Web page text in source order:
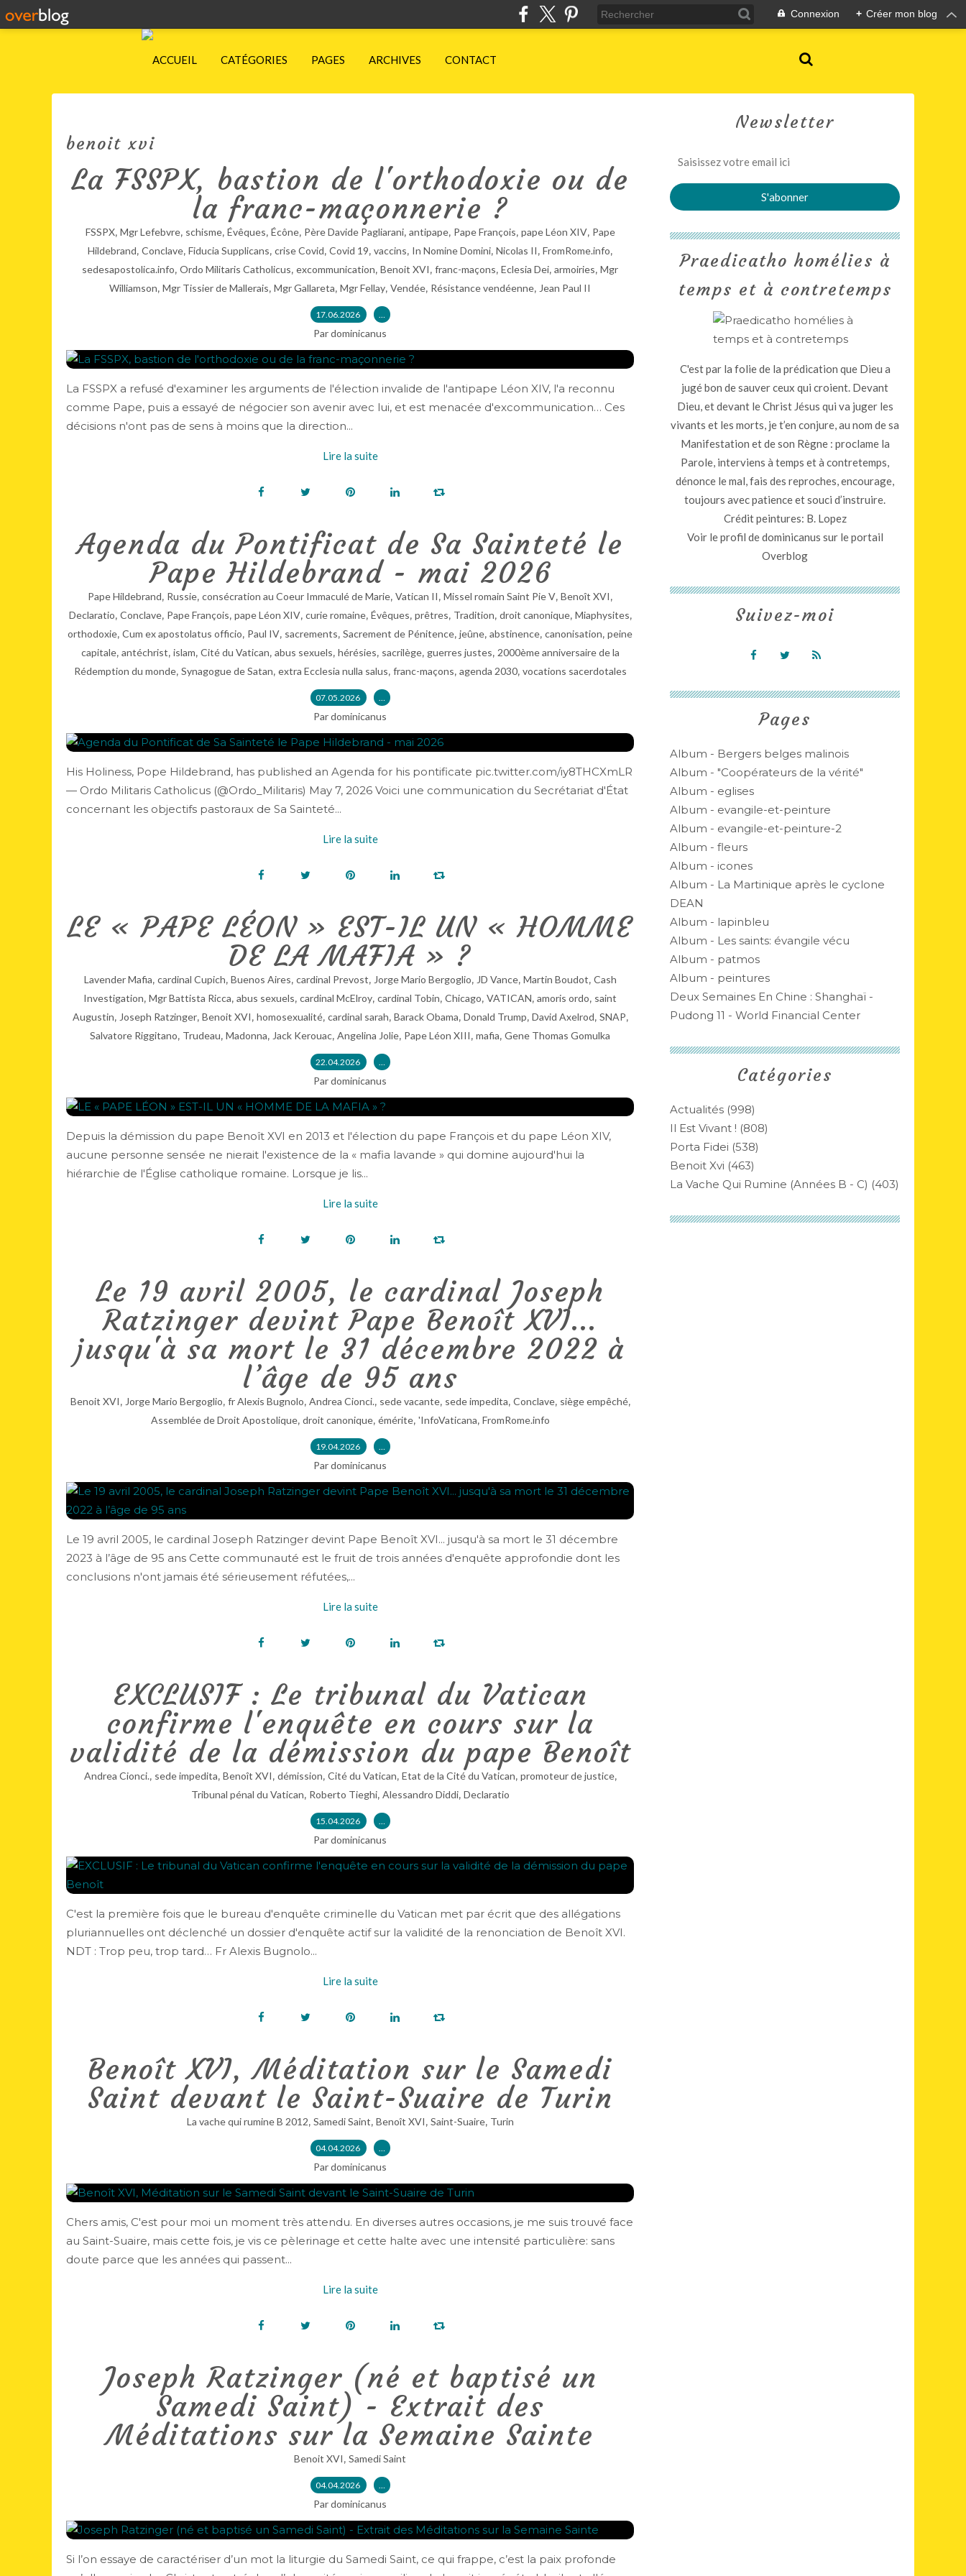
Connexion + Créer mon blog
ACCUEIL CATÉGORIES PAGES ARCHIVES CONTACT
benoit xvi
La FSSPX, bastion de l'orthodoxie ou de
la franc-maçonnerie ?
FSSPX, Mgr Lefebvre, schisme, Évêques, Écône, Père Davide Pagliarani, antipape, Pape François, pape Léon XIV, Pape
Hildebrand, Conclave, Fiducia Supplicans, crise Covid, Covid 19, vaccins, In Nomine Domini, Nicolas II, FromRome.info,
sedesapostolica.info, Ordo Militaris Catholicus, excommunication, Benoit XVI, franc-maçons, Eclesia Dei, armoiries, Mgr
Williamson, Mgr Tissier de Mallerais, Mgr Gallareta, Mgr Fellay, Vendée, Résistance vendéenne, Jean Paul II
17.06.2026 …
Par dominicanus
La FSSPX a refusé d'examiner les arguments de l'élection invalide de l'antipape Léon XIV, l'a reconnu
comme Pape, puis a essayé de négocier son avenir avec lui, et est menacée d'excommunication… Ces
décisions n'ont pas de sens à moins que la direction...
Lire la suite
Agenda du Pontificat de Sa Sainteté le
Pape Hildebrand - mai 2026
Pape Hildebrand, Russie, consécration au Coeur Immaculé de Marie, Vatican II, Missel romain Saint Pie V, Benoît XVI,
Declaratio, Conclave, Pape François, pape Léon XIV, curie romaine, Évêques, prêtres, Tradition, droit canonique, Miaphysites,
orthodoxie, Cum ex apostolatus officio, Paul IV, sacrements, Sacrement de Pénitence, jeûne, abstinence, canonisation, peine
capitale, antéchrist, islam, Cité du Vatican, abus sexuels, hérésies, sacrilège, guerres justes, 2000ème anniversaire de la
Rédemption du monde, Synagogue de Satan, extra Ecclesia nulla salus, franc-maçons, agenda 2030, vocations sacerdotales
07.05.2026 …
Par dominicanus
His Holiness, Pope Hildebrand, has published an Agenda for his pontificate pic.twitter.com/iy8THCXmLR
— Ordo Militaris Catholicus (@Ordo_Militaris) May 7, 2026 Voici une communication du Secrétariat d'État
concernant les objectifs pastoraux de Sa Sainteté...
Lire la suite
LE « PAPE LÉON » EST-IL UN « HOMME
DE LA MAFIA » ?
Lavender Mafia, cardinal Cupich, Buenos Aires, cardinal Prevost, Jorge Mario Bergoglio, JD Vance, Martin Boudot, Cash
Investigation, Mgr Battista Ricca, abus sexuels, cardinal McElroy, cardinal Tobin, Chicago, VATICAN, amoris ordo, saint
Augustin, Joseph Ratzinger, Benoit XVI, homosexualité, cardinal sarah, Barack Obama, Donald Trump, David Axelrod, SNAP,
Salvatore Riggitano, Trudeau, Madonna, Jack Kerouac, Angelina Jolie, Pape Léon XIII, mafia, Gene Thomas Gomulka
22.04.2026 …
Par dominicanus
Depuis la démission du pape Benoît XVI en 2013 et l'élection du pape François et du pape Léon XIV,
aucune personne sensée ne nierait l'existence de la « mafia lavande » qui domine aujourd'hui la
hiérarchie de l'Église catholique romaine. Lorsque je lis...
Lire la suite
Le 19 avril 2005, le cardinal Joseph
Ratzinger devint Pape Benoît XVI...
jusqu'à sa mort le 31 décembre 2022 à
l’âge de 95 ans
Benoit XVI, Jorge Mario Bergoglio, fr Alexis Bugnolo, Andrea Cionci., sede vacante, sede impedita, Conclave, siège empêché,
Assemblée de Droit Apostolique, droit canonique, émérite, 'InfoVaticana, FromRome.info
19.04.2026 …
Par dominicanus
Le 19 avril 2005, le cardinal Joseph Ratzinger devint Pape Benoît XVI... jusqu'à sa mort le 31 décembre
2023 à l’âge de 95 ans Cette communauté est le fruit de trois années d'enquête approfondie dont les
conclusions n'ont jamais été sérieusement réfutées,...
Lire la suite
EXCLUSIF : Le tribunal du Vatican
confirme l'enquête en cours sur la
validité de la démission du pape Benoît
Andrea Cionci., sede impedita, Benoît XVI, démission, Cité du Vatican, Etat de la Cité du Vatican, promoteur de justice,
Tribunal pénal du Vatican, Roberto Tieghi, Alessandro Diddi, Declaratio
15.04.2026 …
Par dominicanus
C'est la première fois que le bureau d'enquête criminelle du Vatican met par écrit que des allégations
pluriannuelles ont déclenché un dossier d'enquête actif sur la validité de la renonciation de Benoît XVI.
NDT : Trop peu, trop tard… Fr Alexis Bugnolo...
Lire la suite
Benoît XVI, Méditation sur le Samedi
Saint devant le Saint-Suaire de Turin
La vache qui rumine B 2012, Samedi Saint, Benoît XVI, Saint-Suaire, Turin
04.04.2026 …
Par dominicanus
Chers amis, C'est pour moi un moment très attendu. En diverses autres occasions, je me suis trouvé face
au Saint-Suaire, mais cette fois, je vis ce pèlerinage et cette halte avec une intensité particulière: sans
doute parce que les années qui passent...
Lire la suite
Joseph Ratzinger (né et baptisé un
Samedi Saint) - Extrait des
Méditations sur la Semaine Sainte
Benoit XVI, Samedi Saint
04.04.2026 …
Par dominicanus
Si l’on essaye de caractériser d’un mot la liturgie du Samedi Saint, ce qui frappe, c’est la paix profonde
Newsletter
Catégories
Actualités (998)
Il Est Vivant ! (808)
Porta Fidei (538)
Benoit Xvi (463)
La Vache Qui Rumine (années B - C) (403)
Pages
Album - Bergers belges malinois
Album - "Coopérateurs de la vérité"
Album - eglises
Album - evangile-et-peinture
Album - evangile-et-peinture-2
Album - fleurs
Album - icones
Album - La Martinique après le cyclone
DEAN
Album - lapinbleu
Album - Les saints: évangile vécu
Album - patmos
Album - peintures
Deux Semaines En Chine : Shanghaï -
Pudong 11 - World Financial Center
Praedicatho homélies à
temps et à contretemps
C'est par la folie de la prédication que Dieu a
jugé bon de sauver ceux qui croient. Devant
Dieu, et devant le Christ Jésus qui va juger les
vivants et les morts, je t’en conjure, au nom de sa
Manifestation et de son Règne : proclame la
Parole, interviens à temps et à contretemps,
dénonce le mal, fais des reproches, encourage,
toujours avec patience et souci d’instruire.
Crédit peintures: B. Lopez
Voir le profil dedominicanus sur le portail
Overblog
Suivez-moi